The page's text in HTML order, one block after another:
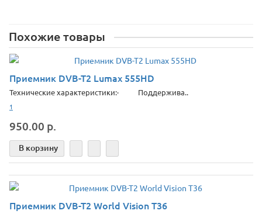
Похожие товары
Приемник DVB-T2 Lumax 555HD
Технические характеристики:· Поддержива..
1
950.00 р.
В корзину
Приемник DVB-T2 World Vision T36